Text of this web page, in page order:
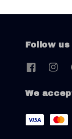
Follow us
We